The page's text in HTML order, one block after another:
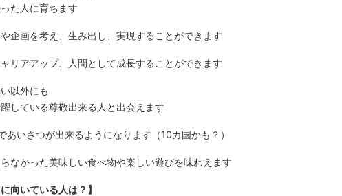
た人に育ちます
企画を考え、生み出し、実現することができます
リアアップ、人間として成長することができます
以外にも
ている尊敬出来る人と出会えます
あいさつが出来るようになります（10カ国かも？）
なかった美味しい食べ物や楽しい遊びを味わえます
向いている人は？】